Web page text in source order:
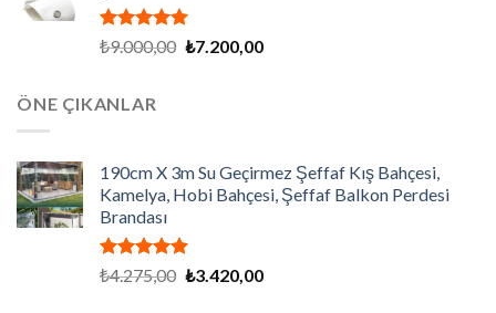
5 üzerinden
oy
₺9.000,00 Orijinal
₺7.200,00Şu
ÖNE ÇIKANLAR
190cm X 3m Su Geçirmez Şeffaf Kış Bahçesi,
Kamelya, Hobi Bahçesi, Şeffaf Balkon Perdesi
Brandası
5 üzerinden
oy
₺4.275,00 Orijinal
₺3.420,00Şu